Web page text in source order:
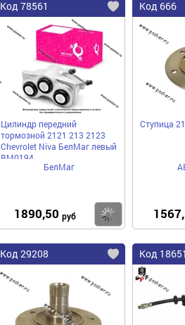
Купить
Код 78561
Цилиндр передний
тормозной 2121 213 2123
Chevrolet Niva БелМаг левый
BM0194
БелМаг
1890,50 руб Купить
Код 666
Ступица
Код 29208 Код 18651